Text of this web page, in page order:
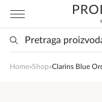
Home»Shop»Clarins Blue